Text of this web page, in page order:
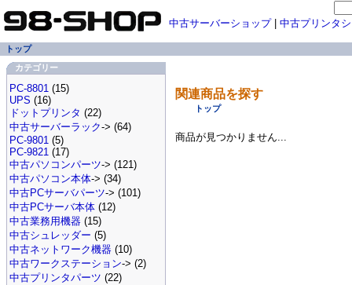
関連商品を探す
トップ
商品が見つかりません...
中古サーバーショップ| 中古プリンタ
トップ
カテゴリー
PC-8801 (15)
UPS (16)
ドットプリンタ (22)
中古サーバーラック-> (64)
PC-9801 (5)
PC-9821 (17)
中古パソコンパーツ-> (121)
中古パソコン本体-> (34)
中古PCサーバパーツ-> (101)
中古PCサーバ本体 (12)
中古業務用機器 (15)
中古シュレッダー (5)
中古ネットワーク機器 (10)
中古ワークステーション-> (2)
中古プリンタパーツ (22)